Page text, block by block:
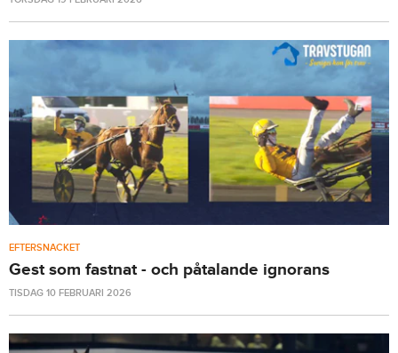
EFTERSNACKET
Gest som fastnat - och påtalande ignorans
TISDAG 10 FEBRUARI 2026